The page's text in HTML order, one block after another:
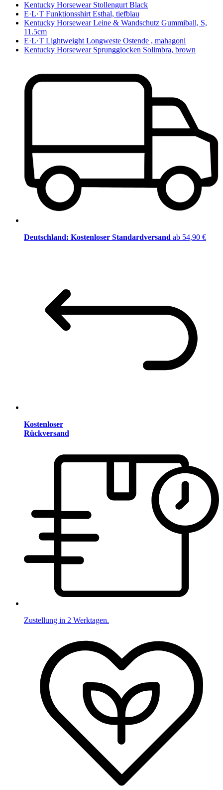
Kentucky Horsewear Stollengurt Black
E·L·T Funktionsshirt Esthal, tiefblau
Kentucky Horsewear Leine & Wandschutz Gummiball, S,
11.5cm
E·L·T Lightweight Longweste Ostende , mahagoni
Kentucky Horsewear Sprungglocken Solimbra, brown
Deutschland: Kostenloser Standardversand ab 54,90 €
Kostenloser
Rückversand
Zustellung in 2 Werktagen.